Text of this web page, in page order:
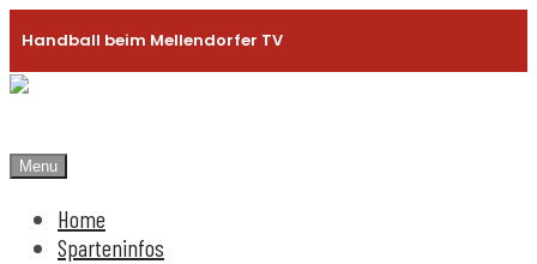
Handball beim Mellendorfer TV
Menu
Home
Sparteninfos